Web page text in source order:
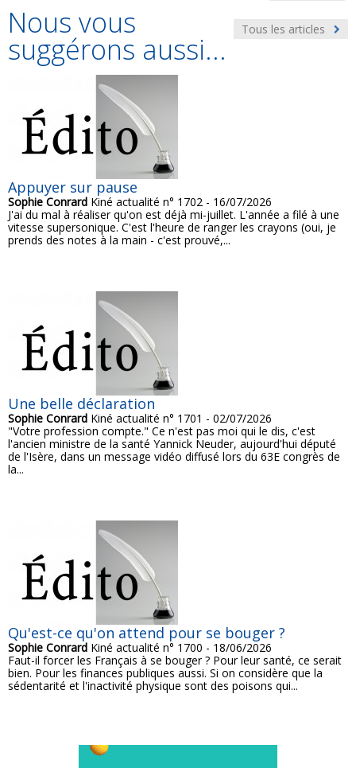
Tous les articles
Nous vous
suggérons aussi...
Appuyer sur pause
Sophie Conrard Kiné actualité n° 1702 - 16/07/2026
J'ai du mal à réaliser qu'on est déjà mi-juillet. L'année a filé à une
vitesse supersonique. C'est l'heure de ranger les crayons (oui, je
prends des notes à la main - c'est prouvé,...
Une belle déclaration
Sophie Conrard Kiné actualité n° 1701 - 02/07/2026
"Votre profession compte." Ce n'est pas moi qui le dis, c'est
l'ancien ministre de la santé Yannick Neuder, aujourd'hui député
de l'Isère, dans un message vidéo diffusé lors du 63E congrès de
la...
Qu'est-ce qu'on attend pour se bouger ?
Sophie Conrard Kiné actualité n° 1700 - 18/06/2026
Faut-il forcer les Français à se bouger ? Pour leur santé, ce serait
bien. Pour les finances publiques aussi. Si on considère que la
sédentarité et l'inactivité physique sont des poisons qui...